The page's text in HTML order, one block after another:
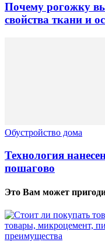
Почему рогожку
свойства ткани и
Обустройство дома
Технология
пошагово
Это Вам может